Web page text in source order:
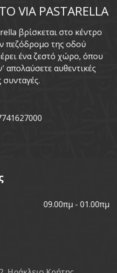
VIA PASTARELLA
βρίσκεται στο κέντρο
πεζόδρομο της οδού
ένα ζεστό χώρο, όπου
απολαύσετε αυθεντικές
συνταγές.
09.00πμ - 01.00πμ